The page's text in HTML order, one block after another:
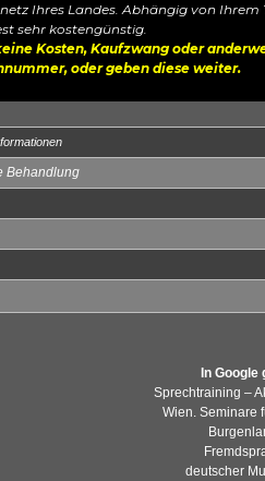
Ihres Landes. Abhängig von Ihrem
sehr kostengünstig.
Kosten, Kaufzwang oder
oder geben diese weiter.
Behandlung
In Google
Sprechtraining –
Wien. Seminare
deutscher